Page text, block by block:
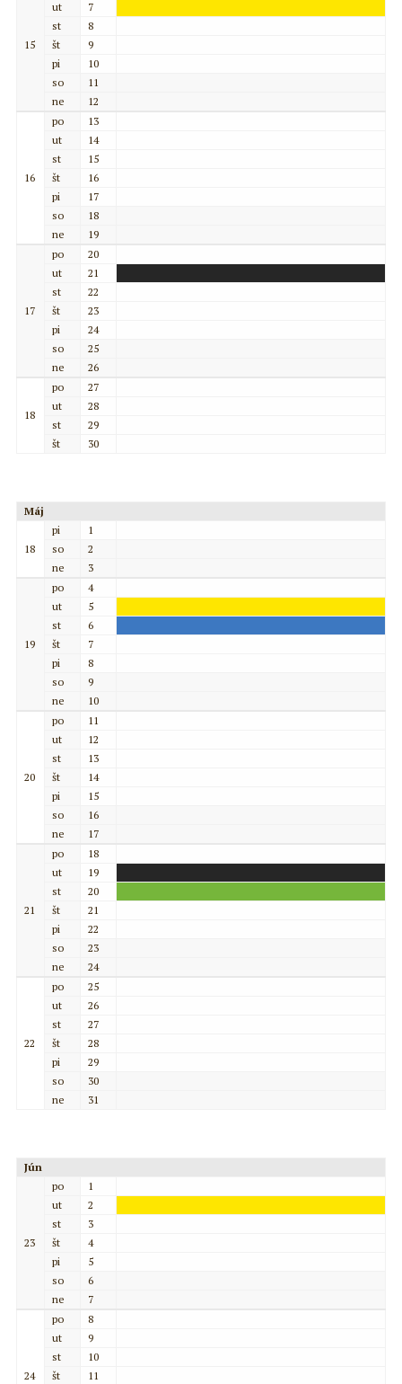
15
ut
7
st
8
št
9
pi
10
so
11
ne
12
16
po
13
ut
14
st
15
št
16
pi
17
so
18
ne
19
17
po
20
ut
21
st
22
št
23
pi
24
so
25
ne
26
18
po
27
ut
28
st
29
št
30
Máj
18
pi
1
so
2
ne
3
19
po
4
ut
5
st
6
št
7
pi
8
so
9
ne
10
20
po
11
ut
12
st
13
št
14
pi
15
so
16
ne
17
21
po
18
ut
19
st
20
št
21
pi
22
so
23
ne
24
22
po
25
ut
26
st
27
št
28
pi
29
so
30
ne
31
Jún
23
po
1
ut
2
st
3
št
4
pi
5
so
6
ne
7
24
po
8
ut
9
st
10
št
11